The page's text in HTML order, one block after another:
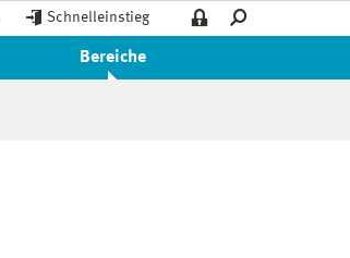
Schnelleinstieg
Bereiche